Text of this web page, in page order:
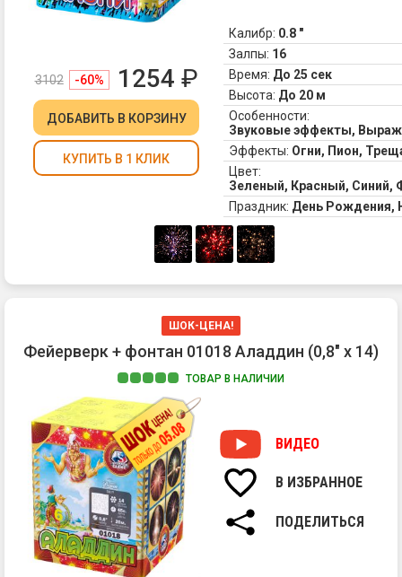
3102 -60% 1254 ₽
ДОБАВИТЬ В КОРЗИНУ
КУПИТЬ В 1 КЛИК
Калибр: 0.8 "
Залпы: 16
Время: До 25 сек
Высота: До 20 м
Особенности:
Звуковые эффекты,
Эффекты: Огни, Пион,
Цвет:
Зеленый, Красный, Синий,
Праздник: День Рождения,
ШОК-ЦЕНА!
Фейерверк + фонтан 01018 Аладдин (0,8" х 14)
ТОВАР В НАЛИЧИИ
ВИДЕО
В ИЗБРАННОЕ
ПОДЕЛИТЬСЯ